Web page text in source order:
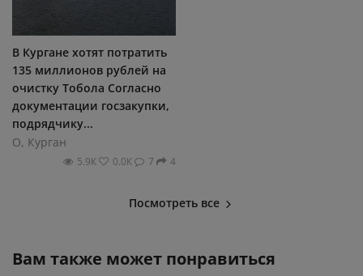
В Кургане хотят потратить
135 миллионов рублей на
очистку Тобола Согласно
документации госзакупки,
подрядчику...
О, Курган
5.9К 0.0К 7 4
Посмотреть все
Вам также может понравиться